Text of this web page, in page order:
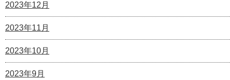
2023年12月
2023年11月
2023年10月
2023年9月